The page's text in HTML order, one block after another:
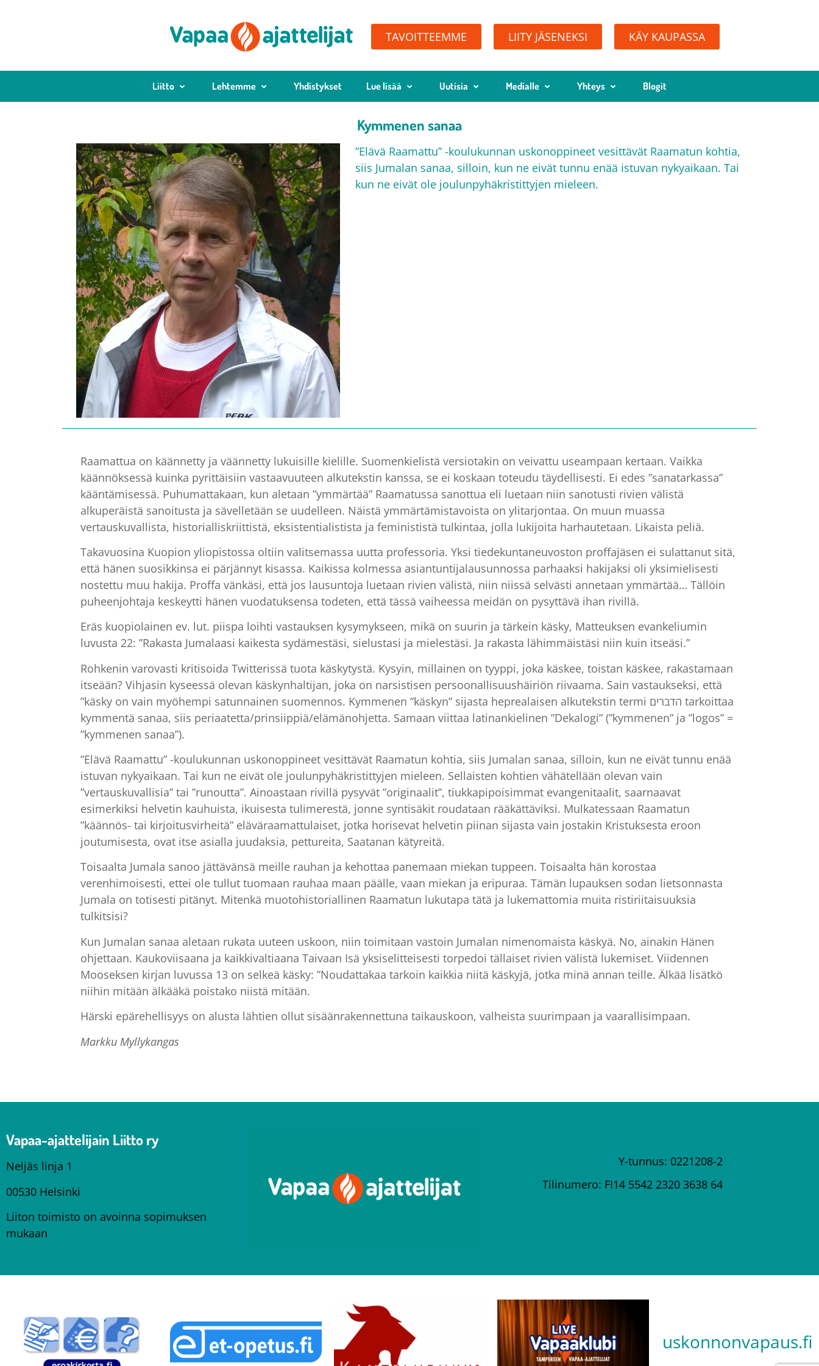
TAVOITTEEMME LIITY JÄSENEKSI KÄY KAUPASSA
Liitto Lehtemme Yhdistykset Lue lisää Uutisia Medialle Yhteys Blogit
Kymmenen sanaa
”Elävä Raamattu” -koulukunnan uskonoppineet vesittävät Raamatun kohtia,
siis Jumalan sanaa, silloin, kun ne eivät tunnu enää istuvan nykyaikaan. Tai
kun ne eivät ole joulunpyhäkristittyjen mieleen.
Raamattua on käännetty ja väännetty lukuisille kielille. Suomenkielistä versiotakin on veivattu useampaan kertaan. Vaikka
käännöksessä kuinka pyrittäisiin vastaavuuteen alkutekstin kanssa, se ei koskaan toteudu täydellisesti. Ei edes ”sanatarkassa”
kääntämisessä. Puhumattakaan, kun aletaan ”ymmärtää” Raamatussa sanottua eli luetaan niin sanotusti rivien välistä
alkuperäistä sanoitusta ja sävelletään se uudelleen. Näistä ymmärtämistavoista on ylitarjontaa. On muun muassa
vertauskuvallista, historialliskriittistä, eksistentialistista ja feminististä tulkintaa, jolla lukijoita harhautetaan. Likaista peliä.
Takavuosina Kuopion yliopistossa oltiin valitsemassa uutta professoria. Yksi tiedekuntaneuvoston proffajäsen ei sulattanut sitä,
että hänen suosikkinsa ei pärjännyt kisassa. Kaikissa kolmessa asiantuntijalausunnossa parhaaksi hakijaksi oli yksimielisesti
nostettu muu hakija. Proffa vänkäsi, että jos lausuntoja luetaan rivien välistä, niin niissä selvästi annetaan ymmärtää… Tällöin
puheenjohtaja keskeytti hänen vuodatuksensa todeten, että tässä vaiheessa meidän on pysyttävä ihan rivillä.
Eräs kuopiolainen ev. lut. piispa loihti vastauksen kysymykseen, mikä on suurin ja tärkein käsky, Matteuksen evankeliumin
luvusta 22: ”Rakasta Jumalaasi kaikesta sydämestäsi, sielustasi ja mielestäsi. Ja rakasta lähimmäistäsi niin kuin itseäsi.”
Rohkenin varovasti kritisoida Twitterissä tuota käskytystä. Kysyin, millainen on tyyppi, joka käskee, toistan käskee, rakastamaan
itseään? Vihjasin kyseessä olevan käskynhaltijan, joka on narsistisen persoonallisuushäiriön riivaama. Sain vastaukseksi, että
”käsky on vain myöhempi satunnainen suomennos. Kymmenen ”käskyn” sijasta heprealaisen alkutekstin termi הדברים tarkoittaa
kymmentä sanaa, siis periaatetta/prinsiippiä/elämänohjetta. Samaan viittaa latinankielinen ”Dekalogi” (”kymmenen” ja ”logos” =
”kymmenen sanaa”).
”Elävä Raamattu” -koulukunnan uskonoppineet vesittävät Raamatun kohtia, siis Jumalan sanaa, silloin, kun ne eivät tunnu enää
istuvan nykyaikaan. Tai kun ne eivät ole joulunpyhäkristittyjen mieleen. Sellaisten kohtien vähätellään olevan vain
”vertauskuvallisia” tai ”runoutta”. Ainoastaan rivillä pysyvät ”originaalit”, tiukkapipoisimmat evangenitaalit, saarnaavat
esimerkiksi helvetin kauhuista, ikuisesta tulimerestä, jonne syntisäkit roudataan rääkättäviksi. Mulkatessaan Raamatun
”käännös- tai kirjoitusvirheitä” eläväraamattulaiset, jotka horisevat helvetin piinan sijasta vain jostakin Kristuksesta eroon
joutumisesta, ovat itse asialla juudaksia, pettureita, Saatanan kätyreitä.
Toisaalta Jumala sanoo jättävänsä meille rauhan ja kehottaa panemaan miekan tuppeen. Toisaalta hän korostaa
verenhimoisesti, ettei ole tullut tuomaan rauhaa maan päälle, vaan miekan ja eripuraa. Tämän lupauksen sodan lietsonnasta
Jumala on totisesti pitänyt. Mitenkä muotohistoriallinen Raamatun lukutapa tätä ja lukemattomia muita ristiriitaisuuksia
tulkitsisi?
Kun Jumalan sanaa aletaan rukata uuteen uskoon, niin toimitaan vastoin Jumalan nimenomaista käskyä. No, ainakin Hänen
ohjettaan. Kaukoviisaana ja kaikkivaltiaana Taivaan Isä yksiselitteisesti torpedoi tällaiset rivien välistä lukemiset. Viidennen
Mooseksen kirjan luvussa 13 on selkeä käsky: ”Noudattakaa tarkoin kaikkia niitä käskyjä, jotka minä annan teille. Älkää lisätkö
niihin mitään älkääkä poistako niistä mitään.
Härski epärehellisyys on alusta lähtien ollut sisäänrakennettuna taikauskoon, valheista suurimpaan ja vaarallisimpaan.
Markku Myllykangas
Vapaa-ajattelijain Liitto ry
Neljäs linja 1
00530 Helsinki
Liiton toimisto on avoinna sopimuksen
mukaan
Y-tunnus: 0221208-2
Tilinumero: FI14 5542 2320 3638 64
uskonnonvapaus.fi